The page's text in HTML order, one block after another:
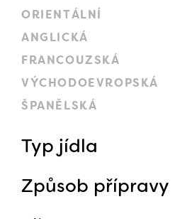
ORIENTÁLNÍ
ANGLICKÁ
FRANCOUZSKÁ
VÝCHODOEVROPSKÁ
ŠPANĚLSKÁ
Typ jídla
Způsob přípravy